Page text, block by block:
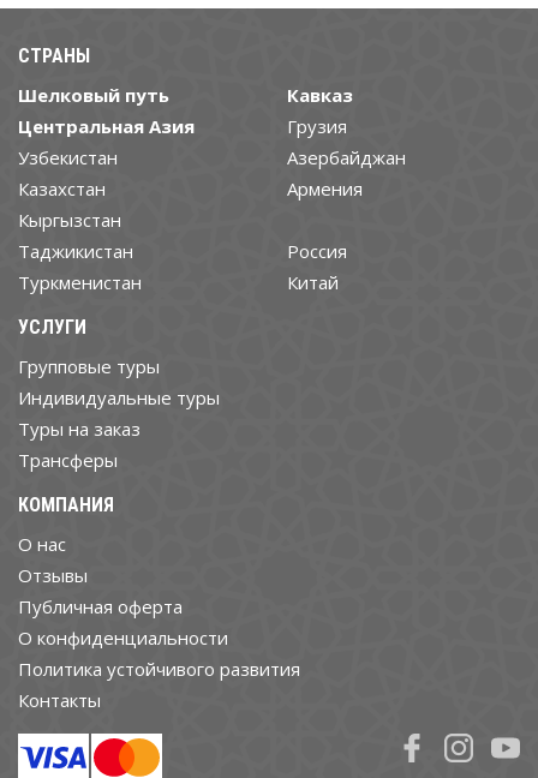
СТРАНЫ
Шелковый путь
Центральная Азия
Узбекистан
Казахстан
Кыргызстан
Таджикистан
Туркменистан
Кавказ
Грузия
Азербайджан
Армения
Россия
Китай
УСЛУГИ
Групповые туры
Индивидуальные туры
Туры на заказ
Трансферы
КОМПАНИЯ
О нас
Отзывы
Публичная оферта
О конфиденциальности
Политика устойчивого развития
Контакты